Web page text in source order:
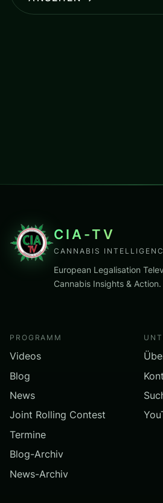
CIA-TV
CANNABIS
European Legalisation
Cannabis Insights & Action.
PROGRAMM
Videos
Blog
News
Joint Rolling Contest
Termine
Blog-Archiv
News-Archiv